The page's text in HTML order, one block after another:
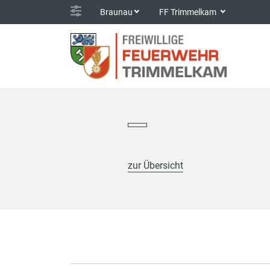
Braunau FF Trimmelkam
zur Übersicht